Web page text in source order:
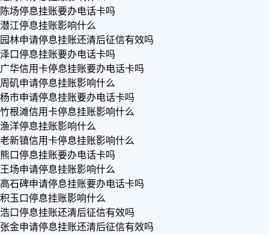
陈场停息挂账要办电话卡吗
潜江停息挂账影响什么
园林申请停息挂账还清后征信有效吗
泽口停息挂账要办电话卡吗
广华信用卡停息挂账要办电话卡吗
周矶申请停息挂账影响什么
杨市申请停息挂账要办电话卡吗
竹根滩信用卡停息挂账影响什么
渔洋停息挂账影响什么
老新镇信用卡停息挂账影响什么
熊口停息挂账要办电话卡吗
王场申请停息挂账影响什么
高石碑申请停息挂账要办电话卡吗
积玉口停息挂账影响什么
浩口停息挂账还清后征信有效吗
张金申请停息挂账还清后征信有效吗